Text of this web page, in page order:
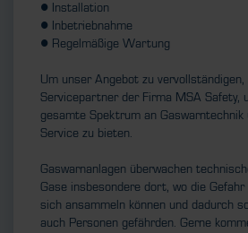
● Installation
● Inbetriebnahme
● Regelmäßige Wartung
Um unser Angebot zu vervollständigen,
Servicepartner der Firma MSA Safety,
gesamte Spektrum an
Service zu bieten.
Gaswarnanlagen überwachen
Gase insbesondere dort, wo die
sich ansammeln können und dadurch
auch Personen gefährden. Gerne